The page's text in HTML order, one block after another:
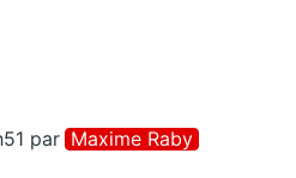
par Maxime Raby